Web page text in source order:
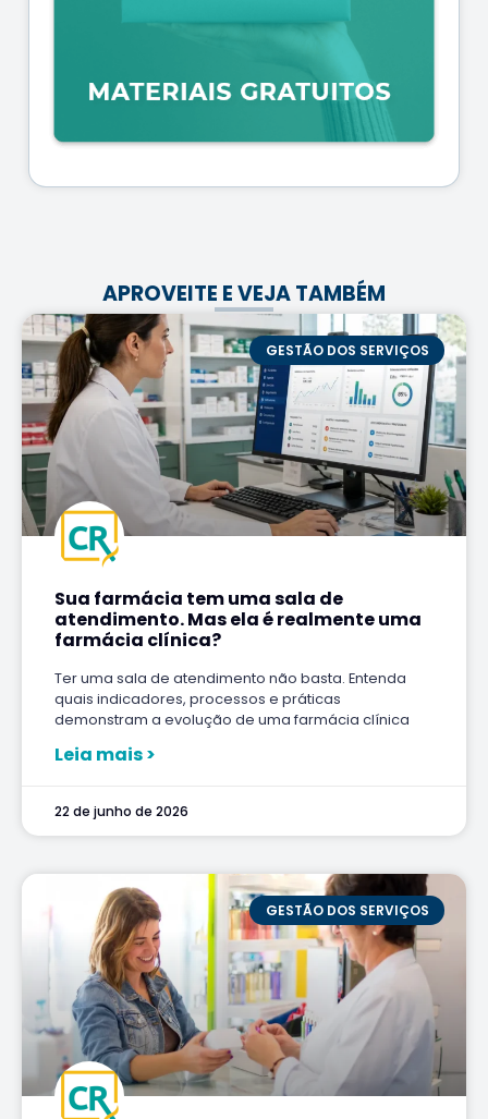
APROVEITE E VEJA TAMBÉM
GESTÃO DOS SERVIÇOS
Sua farmácia tem uma sala de
atendimento. Mas ela é realmente uma
farmácia clínica?
Ter uma sala de atendimento não basta. Entenda
quais indicadores, processos e práticas
demonstram a evolução de uma farmácia clínica
Leia mais >
22 de junho de 2026
GESTÃO DOS SERVIÇOS